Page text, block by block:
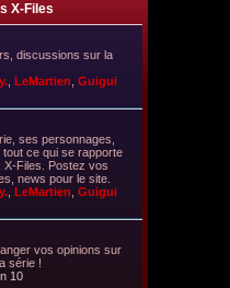
X-Files
discussions sur la
LeMartien Guigui
ses personnages,
ce qui se rapporte
X-Files. Postez vos
news pour le site.
LeMartien Guigui
vos opinions sur
série !
10